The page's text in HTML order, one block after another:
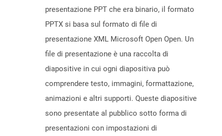
presentazione PPT che era binario, il formato
PPTX si basa sul formato di file di
presentazione XML Microsoft Open Open. Un
file di presentazione è una raccolta di
diapositive in cui ogni diapositiva può
comprendere testo, immagini, formattazione,
animazioni e altri supporti. Queste diapositive
sono presentate al pubblico sotto forma di
presentazioni con impostazioni di